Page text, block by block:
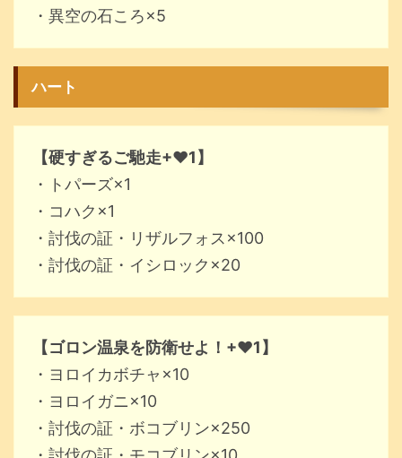
・異空の石ころ×5
ハート
【硬すぎるご馳走+♥1】
・トパーズ×1
・コハク×1
・討伐の証・リザルフォス×100
・討伐の証・イシロック×20
【ゴロン温泉を防衛せよ！+♥1】
・ヨロイカボチャ×10
・ヨロイガニ×10
・討伐の証・ボコブリン×250